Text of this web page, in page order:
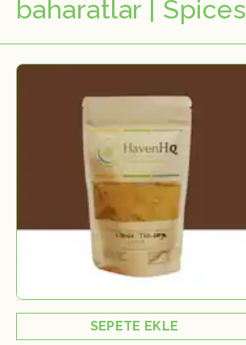
baharatlar | Spices
SEPETE EKLE